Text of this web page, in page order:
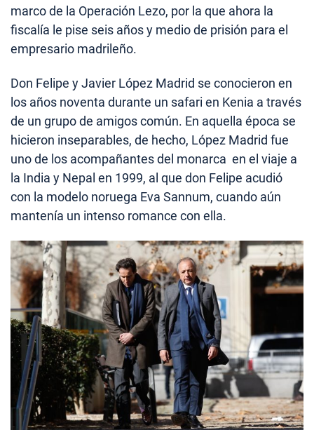
marco de la Operación Lezo, por la que ahora la
fiscalía le pise seis años y medio de prisión para el
empresario madrileño.
Don Felipe y Javier López Madrid se conocieron en
los años noventa durante un safari en Kenia a través
de un grupo de amigos común. En aquella época se
hicieron inseparables, de hecho, López Madrid fue
uno de los acompañantes del monarca en el viaje a
la India y Nepal en 1999, al que don Felipe acudió
con la modelo noruega Eva Sannum, cuando aún
mantenía un intenso romance con ella.